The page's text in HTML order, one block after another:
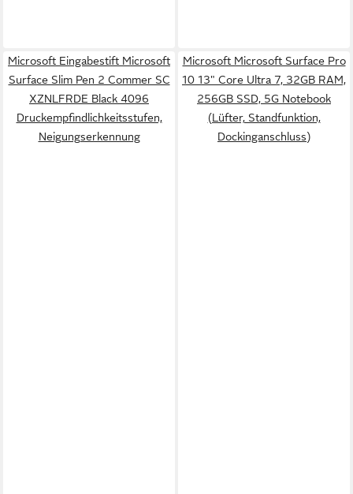
Microsoft Eingabestift Microsoft
Surface Slim Pen 2 Commer SC
XZNLFRDE Black 4096
Druckempfindlichkeitsstufen,
Neigungserkennung
Microsoft Microsoft Surface Pro
10 13" Core Ultra 7, 32GB RAM,
256GB SSD, 5G Notebook
(Lüfter, Standfunktion,
Dockinganschluss)